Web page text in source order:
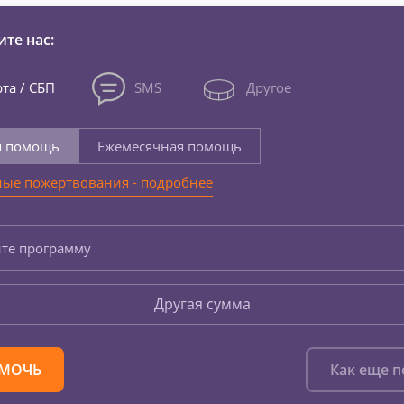
нас:
/ СБП SMS Другое
помощь
Ежемесячная помощь
пожертвования - подробнее
программу
Другая сумма
Как еще